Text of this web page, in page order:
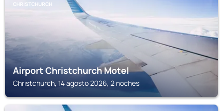
CHRISTCHURCH
Airport Christchurch Motel
Christchurch, 14 agosto 2026, 2 noches